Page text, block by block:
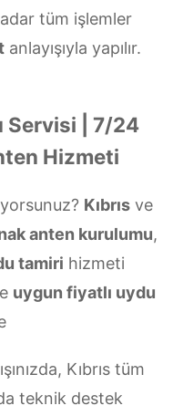
tüm işlemler
anlayışıyla yapılır.
Servisi | 7/24
Hizmeti
Kıbrısve
anten kurulumu,
tamiri hizmeti
uygun fiyatlı uydu
Kıbrıs tüm
teknik destek